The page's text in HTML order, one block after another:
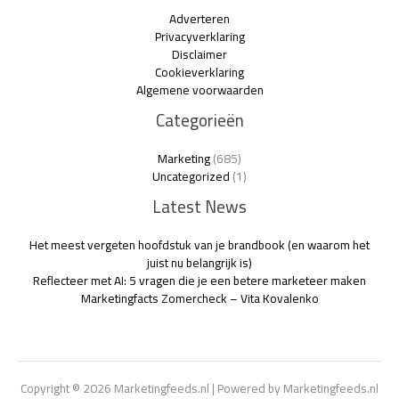
Adverteren
Privacyverklaring
Disclaimer
Cookieverklaring
Algemene voorwaarden
Categorieën
Marketing(685)
Uncategorized(1)
Latest News
Het meest vergeten hoofdstuk van je brandbook (en waarom het
juist nu belangrijk is)
Reflecteer met AI: 5 vragen die je een betere marketeer maken
Marketingfacts Zomercheck – Vita Kovalenko
Copyright © 2026 Marketingfeeds.nl | Powered by Marketingfeeds.nl